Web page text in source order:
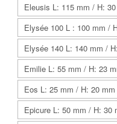
Eleusis L: 115 mm / H:
Elysée 100 L : 100 mm /
Elysée 140 L: 140 mm /
Emilie L: 55 mm / H: 23
Eos L: 25 mm / H: 20 mm
Epicure L: 50 mm / H: 30